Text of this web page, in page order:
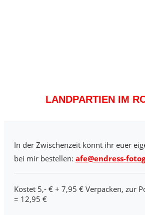
LANDPARTIEN IM
In der Zwischenzeit könnt ihr euer
bei mir bestellen: afe@endress-
Kostet 5,- € + 7,95 € Verpacken, zur
= 12,95 €